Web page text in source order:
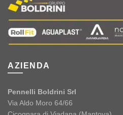
AZIENDA
Pennelli Boldrini Srl
Via Aldo Moro 64/66